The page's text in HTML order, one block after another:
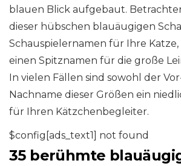
blauen Blick aufgebaut.
dieser hübschen blauäugigen
Schauspielernamen für Ihre Katze,
einen Spitznamen für die große
In vielen Fällen sind sowohl der
Nachname dieser Größen ein
für Ihren Kätzchenbegleiter.
$config[ads_text1] not found
35 berühmte